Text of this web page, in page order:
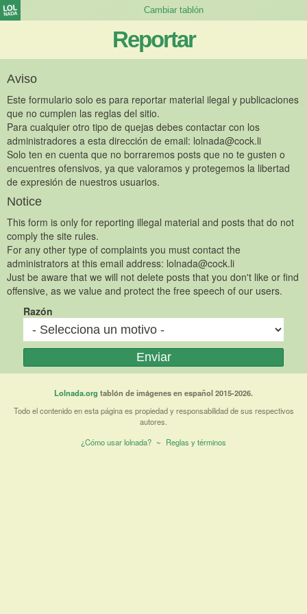
Reportar
Aviso
Este formulario solo es para reportar material ilegal y publicaciones
que no cumplen las reglas del sitio.
Para cualquier otro tipo de quejas debes contactar con los
administradores a esta dirección de email: lolnada@cock.li
Solo ten en cuenta que no borraremos posts que no te gusten o
encuentres ofensivos, ya que valoramos y protegemos la libertad
de expresión de nuestros usuarios.
Notice
This form is only for reporting illegal material and posts that do not
comply the site rules.
For any other type of complaints you must contact the
administrators at this email address: lolnada@cock.li
Just be aware that we will not delete posts that you don't like or find
offensive, as we value and protect the free speech of our users.
Razón
Lolnada.org tablón de imágenes en español 2015-2026.
Todo el contenido en esta página es propiedad y responsabilidad de sus respectivos
autores.
¿Cómo usar lolnada? ~ Reglas y términos